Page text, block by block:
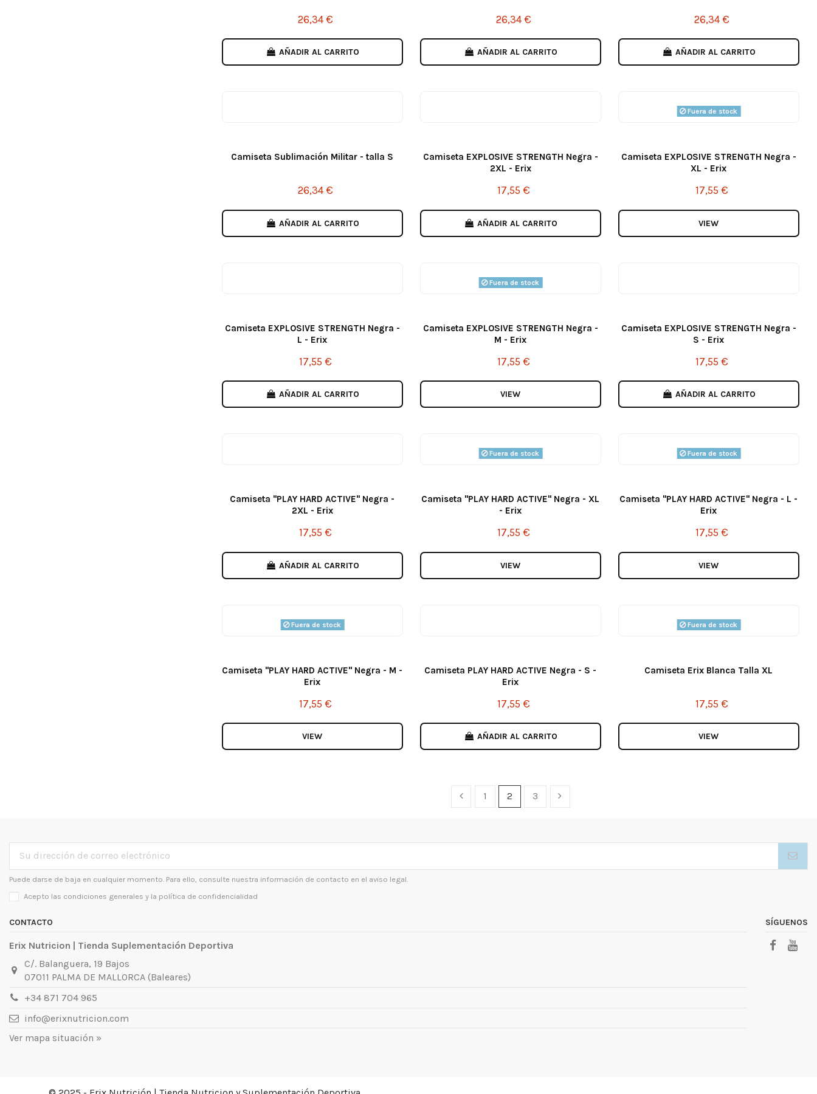
26,34 €
AÑADIR AL CARRITO
26,34 €
AÑADIR AL CARRITO
26,34 €
AÑADIR AL CARRITO
Camiseta Sublimación Militar - talla S
26,34 €
AÑADIR AL CARRITO
Camiseta EXPLOSIVE STRENGTH Negra -
2XL - Erix
17,55 €
AÑADIR AL CARRITO
Fuera de stock
Camiseta EXPLOSIVE STRENGTH Negra -
XL - Erix
17,55 €
VIEW
Camiseta EXPLOSIVE STRENGTH Negra -
L - Erix
17,55 €
AÑADIR AL CARRITO
Fuera de stock
Camiseta EXPLOSIVE STRENGTH Negra -
M - Erix
17,55 €
VIEW
Camiseta EXPLOSIVE STRENGTH Negra -
S - Erix
17,55 €
AÑADIR AL CARRITO
Camiseta "PLAY HARD ACTIVE" Negra -
2XL - Erix
17,55 €
AÑADIR AL CARRITO
Fuera de stock
Camiseta "PLAY HARD ACTIVE" Negra - XL
- Erix
17,55 €
VIEW
Fuera de stock
Camiseta "PLAY HARD ACTIVE" Negra - L -
Erix
17,55 €
VIEW
Fuera de stock
Camiseta "PLAY HARD ACTIVE" Negra - M -
Erix
17,55 €
VIEW
Camiseta PLAY HARD ACTIVE Negra - S -
Erix
17,55 €
AÑADIR AL CARRITO
Fuera de stock
Camiseta Erix Blanca Talla XL
17,55 €
VIEW
1 2 3
Puede darse de baja en cualquier momento. Para ello, consulte nuestra información de contacto en el aviso legal.
Acepto las condiciones generales y la política de confidencialidad
CONTACTO
Erix Nutricion | Tienda Suplementación Deportiva
C/. Balanguera, 19 Bajos
07011 PALMA DE MALLORCA (Baleares)
+34 871 704 965
info@erixnutricion.com
Ver mapa situación »
SÍGUENOS